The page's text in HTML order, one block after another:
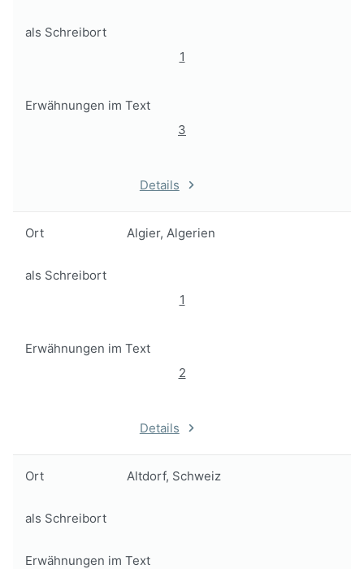
als Schreibort
1
Erwähnungen im Text
3
Details
Ort Algier, Algerien
als Schreibort
1
Erwähnungen im Text
2
Details
Ort Altdorf, Schweiz
als Schreibort
Erwähnungen im Text